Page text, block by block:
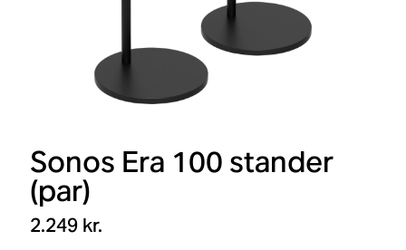
Sonos Era 100 stander
(par)
2.249 kr.